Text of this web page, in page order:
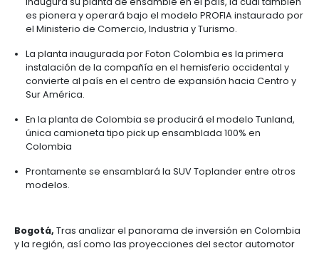
Newsletter Compartir
19 de Agosto de 2015
Con una inversión en el negocio de US$12 millones,
inaugura su planta de ensamble en el país, la cual
pionera y operará bajo el modelo PROFIA
Ministerio de Comercio, Industria y Turismo
Con una inversión en el negocio de US$12
es pionera y operará bajo el modelo PROFIA
La planta inaugurada por Foton Colombia es la
instalación de la compañía en el hemisferio